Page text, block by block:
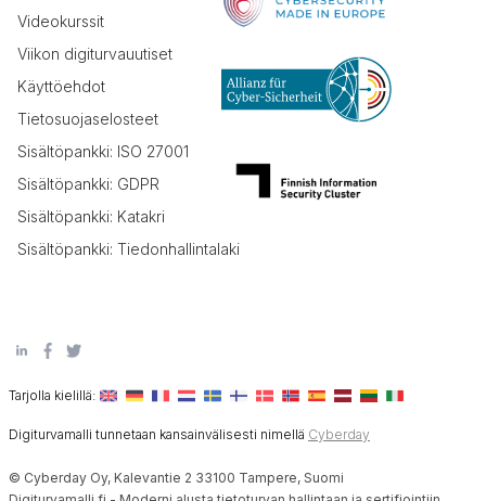
Videokurssit
Viikon digiturvauutiset
Käyttöehdot
Tietosuojaselosteet
Sisältöpankki: ISO 27001
Sisältöpankki: GDPR
Sisältöpankki: Katakri
Sisältöpankki: Tiedonhallintalaki
Tarjolla kielillä:
Digiturvamalli tunnetaan kansainvälisesti nimellä Cyberday
© Cyberday Oy, Kalevantie 2 33100 Tampere, Suomi